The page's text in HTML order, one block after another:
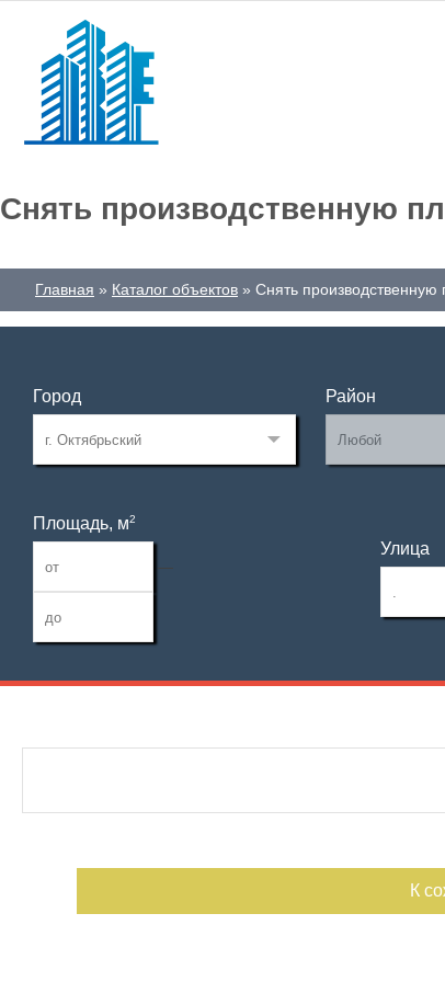
Снять производственную
Главная Каталог объектов Снять производственную
Город Район
Площадь, м2
—
Улица
Отдельный вход
К